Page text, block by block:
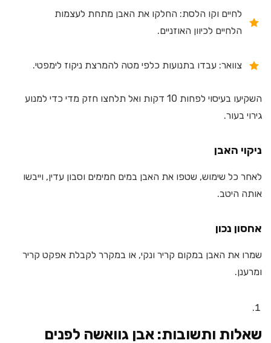
לחיים וקו הלסת: החלקו את האבן מתחת לעצמות
הלחיים לכיוון האוזניים.
צוואר: עבדו בתנועות כלפי מטה להמרצת ניקוז לימפטי.
השקיעו בעיסוי לפחות 10 דקות ואל תלחצו חזק מדי כדי למנוע
גירוי בעור.
ניקוי האבן
לאחר כל שימוש, שטפו את האבן במים חמימים וסבון עדין, וייבשו
אותה היטב.
אחסון נכון
שמרו את האבן במקום קריר ונקי, או במקרר לקבלת אפקט קריר
ומרענן.
שאלות ותשובות: אבן גוואשה לפנים